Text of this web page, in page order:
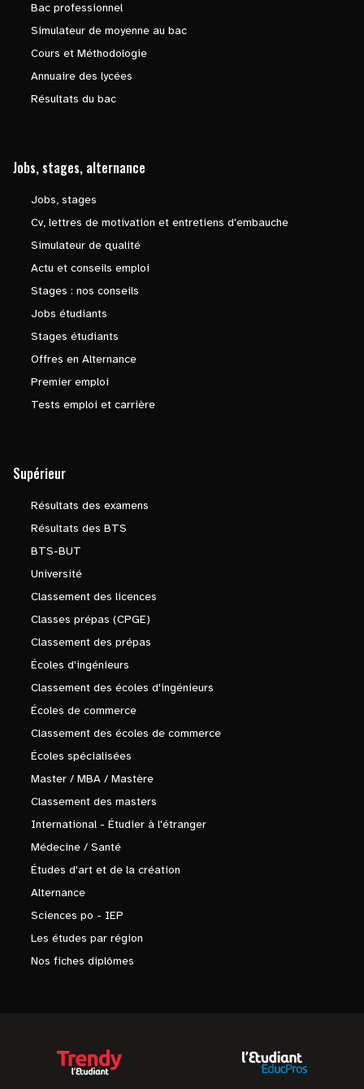
Bac professionnel
Simulateur de moyenne au bac
Cours et Méthodologie
Annuaire des lycées
Résultats du bac
Jobs, stages, alternance
Jobs, stages
Cv, lettres de motivation et entretiens d'embauche
Simulateur de qualité
Actu et conseils emploi
Stages : nos conseils
Jobs étudiants
Stages étudiants
Offres en Alternance
Premier emploi
Tests emploi et carrière
Supérieur
Résultats des examens
Résultats des BTS
BTS-BUT
Université
Classement des licences
Classes prépas (CPGE)
Classement des prépas
Écoles d'ingénieurs
Classement des écoles d'ingénieurs
Écoles de commerce
Classement des écoles de commerce
Écoles spécialisées
Master / MBA / Mastère
Classement des masters
International - Étudier à l'étranger
Médecine / Santé
Études d'art et de la création
Alternance
Sciences po - IEP
Les études par région
Nos fiches diplômes